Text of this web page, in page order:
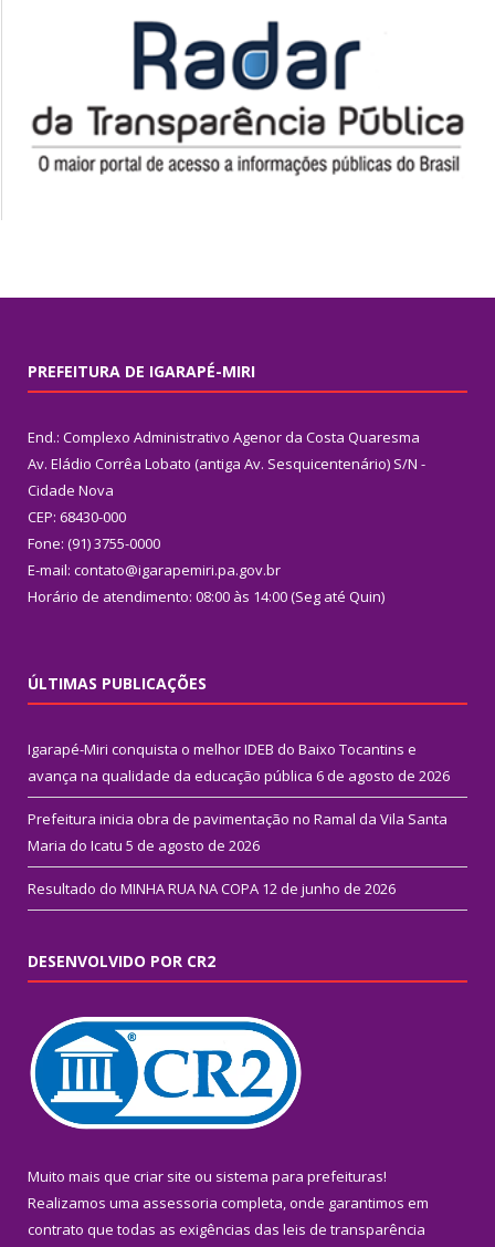
PREFEITURA DE IGARAPÉ-MIRI
End.: Complexo Administrativo Agenor da Costa Quaresma
Av. Eládio Corrêa Lobato (antiga Av. Sesquicentenário) S/N -
Cidade Nova
CEP: 68430-000
Fone: (91) 3755-0000
E-mail: contato@igarapemiri.pa.gov.br
Horário de atendimento: 08:00 às 14:00 (Seg até Quin)
ÚLTIMAS PUBLICAÇÕES
Igarapé-Miri conquista o melhor IDEB do Baixo Tocantins e
avança na qualidade da educação pública 6 de agosto de 2026
Prefeitura inicia obra de pavimentação no Ramal da Vila Santa
Maria do Icatu 5 de agosto de 2026
Resultado do MINHA RUA NA COPA 12 de junho de 2026
DESENVOLVIDO POR CR2
Muito mais que criar site ou sistema para prefeituras!
Realizamos uma assessoria completa, onde garantimos em
contrato que todas as exigências das leis de transparência